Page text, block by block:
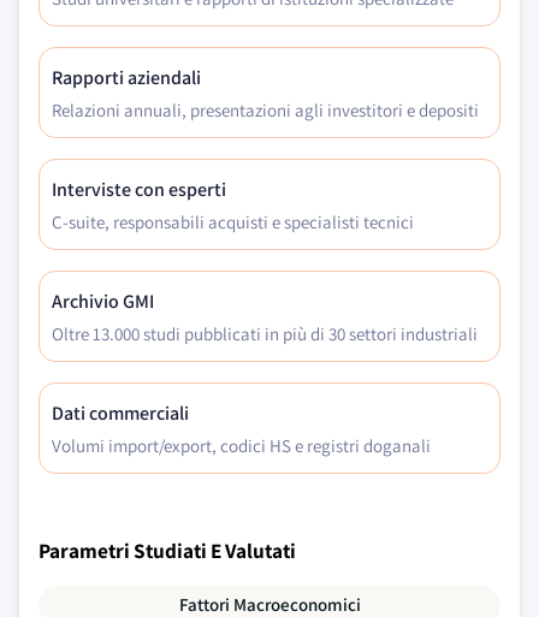
Rapporti aziendali
Relazioni annuali, presentazioni agli investitori e depositi
Interviste con esperti
C-suite, responsabili acquisti e specialisti tecnici
Archivio GMI
Oltre 13.000 studi pubblicati in più di 30 settori industriali
Dati commerciali
Volumi import/export, codici HS e registri doganali
Parametri Studiati E Valutati
Fattori Macroeconomici